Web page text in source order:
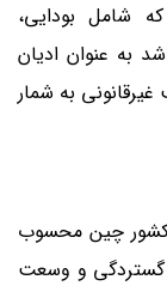
این کشور تنها 5 دین که شامل بودایی،
به عنوان ادیان
به شمار
کشور چین محسوب
گستردگی و وسعت